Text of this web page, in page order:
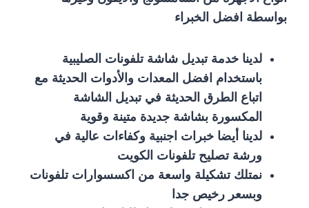
بواسطة افضل الخبراء
لدينا خدمة تبديل شاشة تلفونات الصليبية
باستخدام افضل المعدات والأدوات الحديثة مع
اتباع الطرق الحديثة في تبديل الشاشة
المكسورة بشاشة جديدة متينة وقوية
لدينا أيضا خبرات اجنبية وكفاءات عالية في
ورشة تصليح تلفونات الكويت
نمتلك تشكيلة واسعة من اكسسوارات تلفونات
وبسعر رخيص جدا